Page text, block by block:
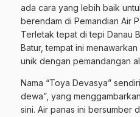
ada cara yang lebih baik
berendam di Pemandian Air
Terletak tepat di tepi Danau
Batur, tempat ini
unik dengan pemandangan
Nama “Toya Devasya”
dewa”, yang
sini. Air panas ini bersumber